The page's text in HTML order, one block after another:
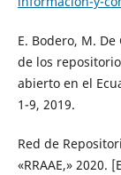
E. Bodero, M.
de los
abierto en el
1-9, 2019.
Red de
«RRAAE,» 2020.